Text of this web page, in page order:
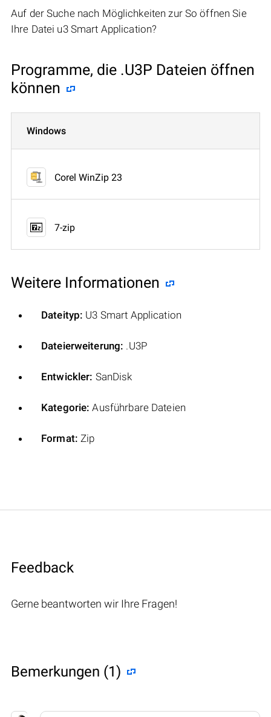
Auf der Suche nach Möglichkeiten zur So öffnen Sie
Ihre Datei u3 Smart Application?
Programme, die .U3P Dateien öffnen
können
Windows
Corel WinZip 23
7-zip
Weitere Informationen
Dateityp: U3 Smart Application
Dateierweiterung: .U3P
Entwickler: SanDisk
Kategorie: Ausführbare Dateien
Format: Zip
Feedback
Gerne beantworten wir Ihre Fragen!
Bemerkungen (1)